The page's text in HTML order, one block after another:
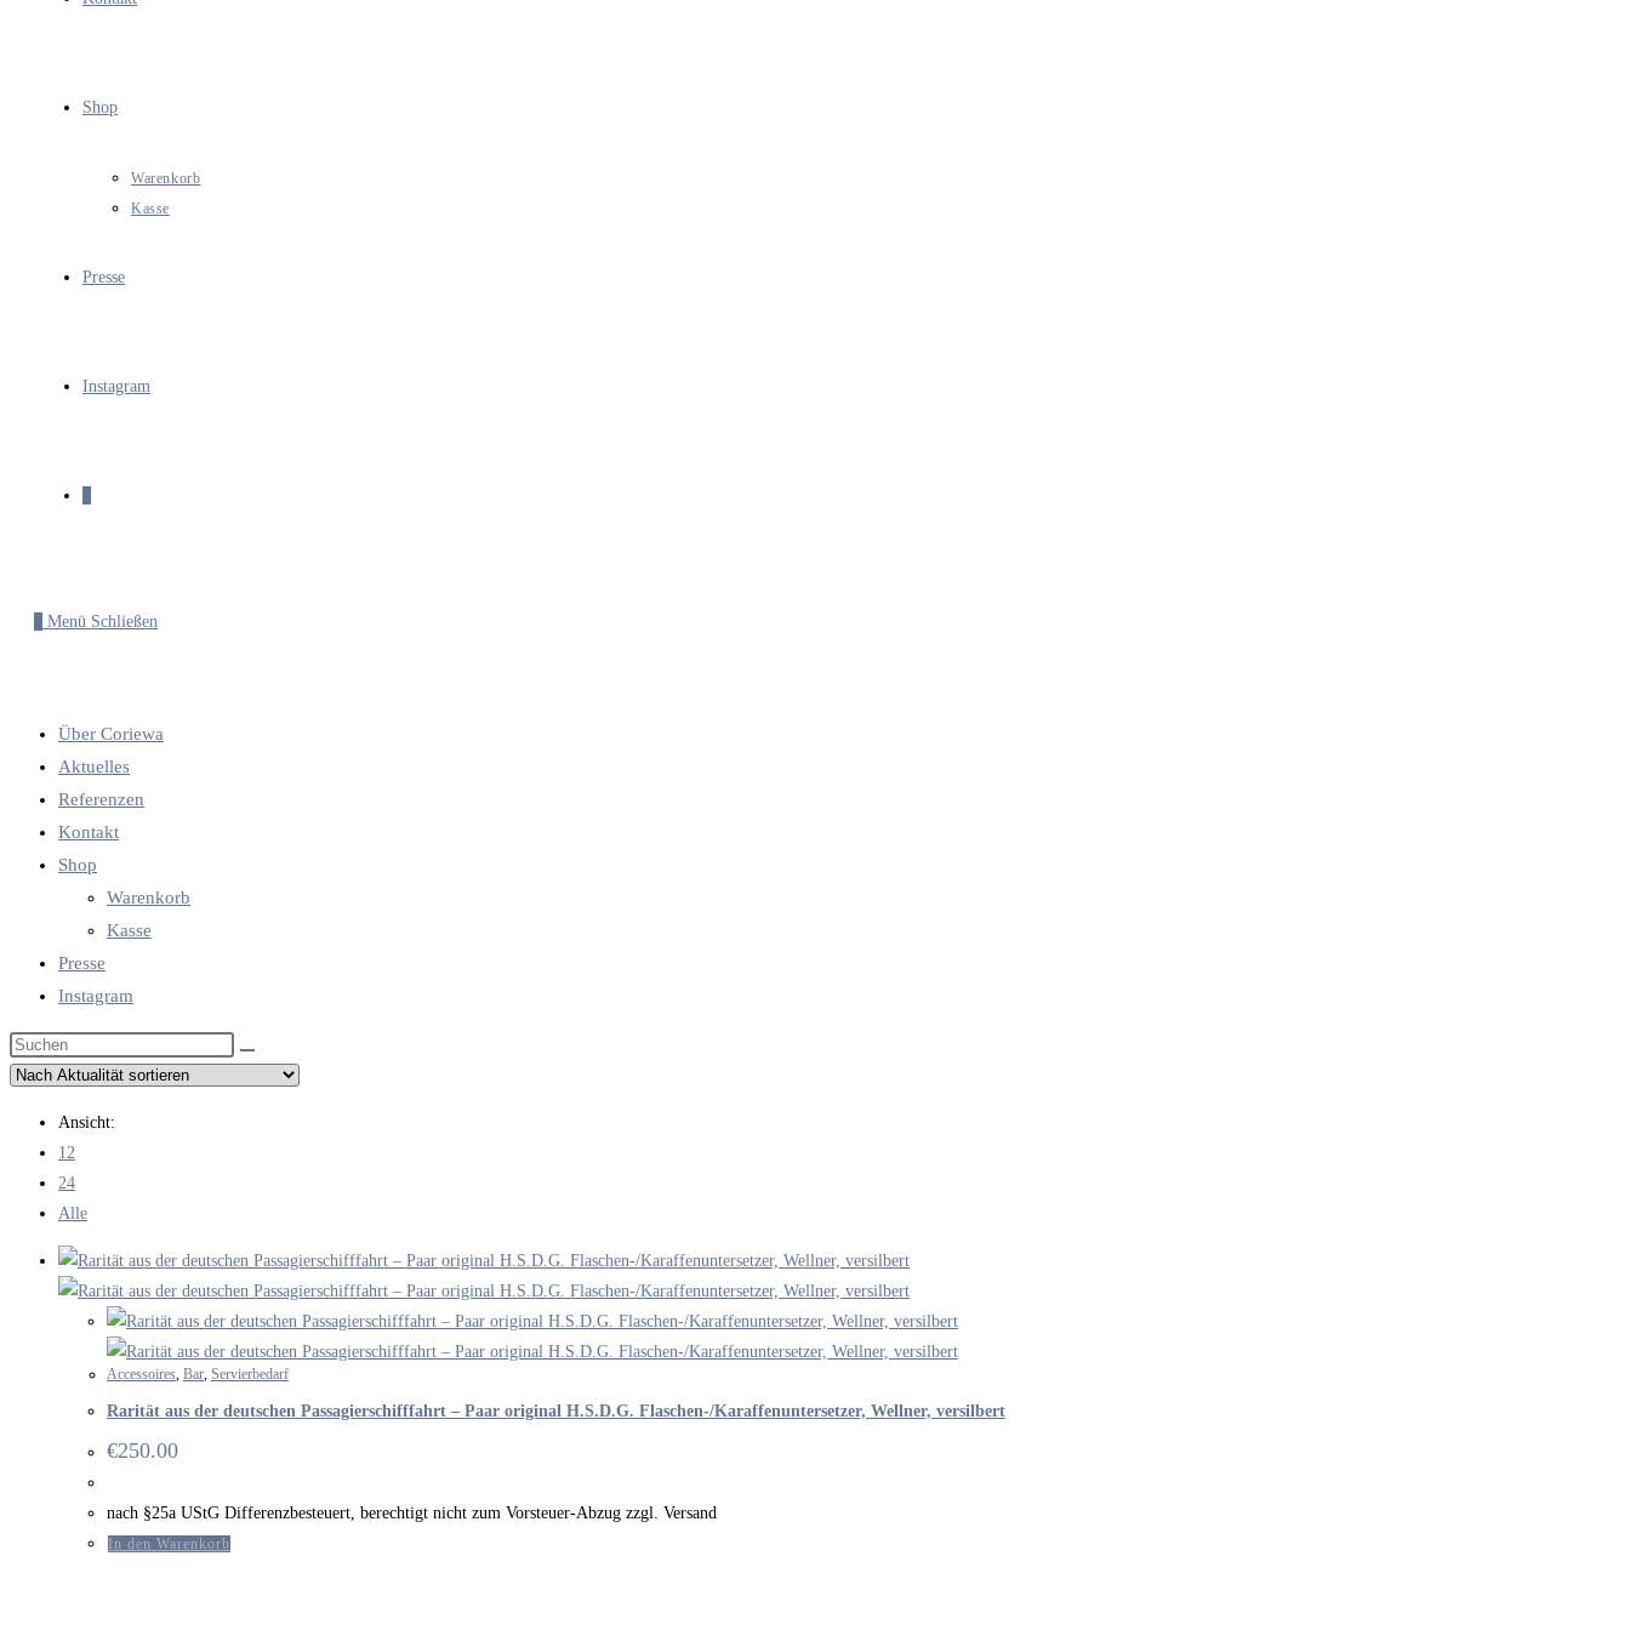
Shop
Warenkorb
Kasse
Presse
Instagram
Menü Schließen
Über Coriewa
Aktuelles
Referenzen
Kontakt
Shop
Warenkorb
Kasse
Presse
Instagram
Diese
Website
Ansicht:
12
24
Alle
Accessoires, Bar, Servierbedarf
Rarität aus der deutschen Passagierschifffahrt – Paar original H.S.D.G. Flaschen-/Karaffenuntersetzer, Wellner, versilbert
€250.00
nach §25a UStG Differenzbesteuert, berechtigt nicht zum Vorsteuer-Abzug zzgl. Versand
In den Warenkorb